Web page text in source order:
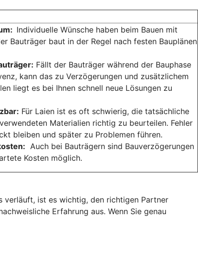
Individuelle Wünsche haben beim Bauen mit
Bauträger baut in der Regel nach festen Bauplänen
Fällt der Bauträger während der Bauphase
kann das zu Verzögerungen und zusätzlichem
liegt es bei Ihnen schnell neue Lösungen zu
Für Laien ist es oft schwierig, die tatsächliche
Materialien richtig zu beurteilen. Fehler
bleiben und später zu Problemen führen.
Auch bei Bauträgern sind Bauverzögerungen
Kosten möglich.
verläuft, ist es wichtig, den richtigen Partner
Erfahrung aus. Wenn Sie genau